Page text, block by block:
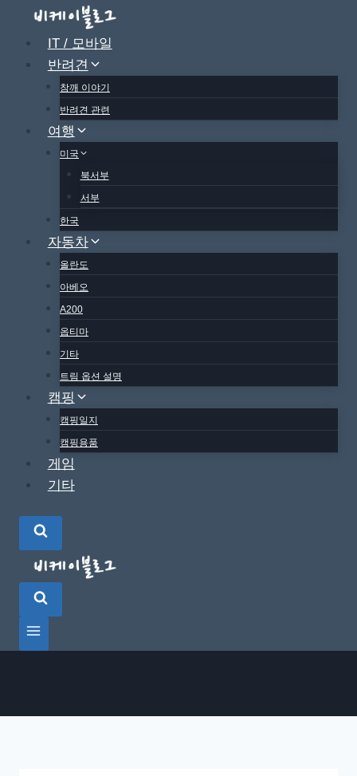
IT / 모바일
반려견
참깨 이야기
반려견 관련
여행
미국
북서부
서부
한국
자동차
올란도
아베오
A200
옵티마
기타
트림 옵션 설명
캠핑
캠핑일지
캠핑용품
게임
기타